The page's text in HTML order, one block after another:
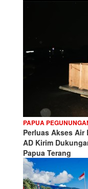
PAPUA
Perluas Akses Air
AD Kirim
Papua Terang